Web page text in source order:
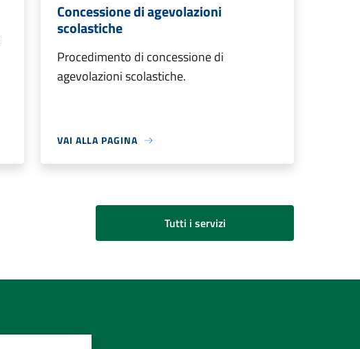
Concessione di agevolazioni
scolastiche
Procedimento di concessione di
agevolazioni scolastiche.
VAI ALLA PAGINA
Tutti i servizi